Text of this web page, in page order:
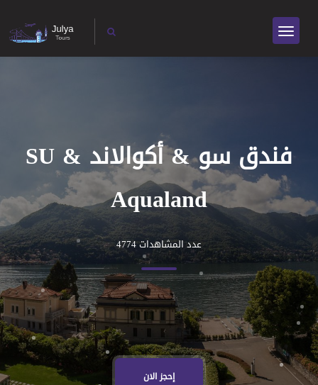
فندق سو & أكوالاند SU &
Aqualand
عدد المشاهدات 4774
إحجز الان